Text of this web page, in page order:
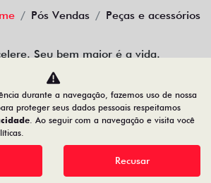
Pós Vendas Peças e acessórios
Seu bem maior é a vida.
pela DEALERSPACE ® Direitos Reservados.
durante a navegação, fazemos uso de nossa
proteger seus dados pessoais respeitamos
. Ao seguir com a navegação e visita você
Recusar